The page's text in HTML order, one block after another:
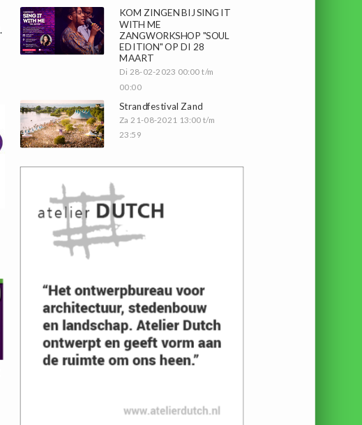
KOM ZINGEN BIJ SING IT
WITH ME
ZANGWORKSHOP "SOUL
EDITION" OP DI 28
MAART
Di 28-02-2023 00:00 t/m
00:00
Strandfestival Zand
Za 21-08-2021 13:00 t/m
23:59